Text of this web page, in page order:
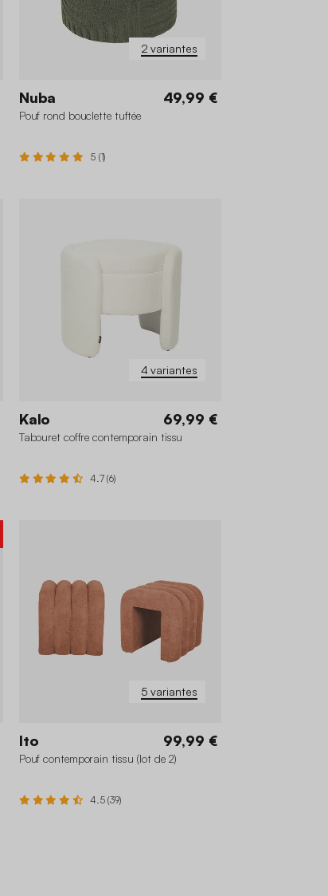
2 variantes
Nuba 49,99 €
Pouf rond bouclette tuftée
5 (1)
4 variantes
Kalo 69,99 €
Tabouret coffre contemporain tissu
4.7 (6)
5 variantes
Ito 99,99 €
Pouf contemporain tissu (lot de 2)
4.5 (39)